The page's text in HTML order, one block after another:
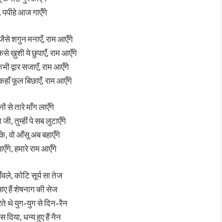
पपीहे आज गाएँगे
शगुन मनाएँ, राम आएँगे
ख़ुशी ये छुपाएँ, राम आएँगे
द्वार सजाएँ, राम आएँगे
फूल बिछाएँ, राम आएँगे
से तारे माँग लाएँगे
तुम्हीं पे सब लुटाएँगे
वो आँसू अब बहाएँगे
हमारे राम आएँगे
कोटि सूर्य सा तेज
हैं शेषनाग की सेज
थे युग-युग से दिन-रैन
धन्य हुए हैं नैन